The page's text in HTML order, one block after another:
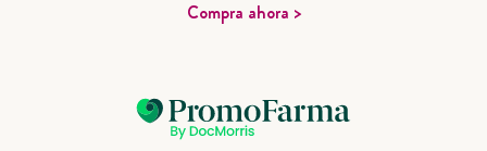
Compra ahora >